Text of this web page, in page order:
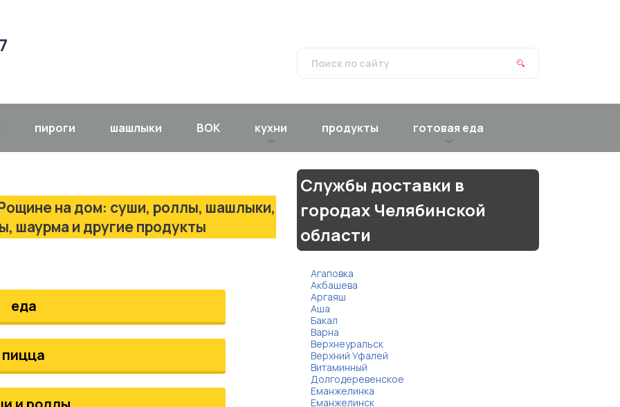
пироги шашлыки ВОК кухни продукты готовая еда
на дом: суши, роллы, шашлыки,
шаурма и другие продукты
еда
пицца
Службы доставки в
городах Челябинской
области
Агаповка
Акбашева
Аргаяш
Аша
Бакал
Варна
Верхнеуральск
Верхний Уфалей
Витаминный
Долгодеревенское
Еманжелинка
Еманжелинск